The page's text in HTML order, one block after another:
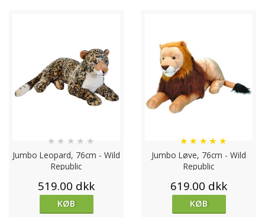
Jumbo Leopard, 76cm - Wild
Republic
★ ★ ★ ★ ★
519.00 dkk
KØB
Jumbo Løve, 76cm - Wild
Republic
★ ★ ★ ★ ★
619.00 dkk
KØB